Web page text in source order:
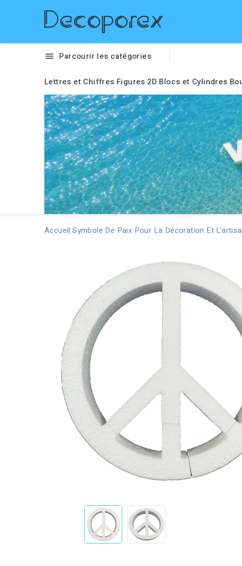
 Parcourir les catégories
Lettres et Chiffres Figures 2D Blocs et Cylindres
Accueil Symbole De Paix Pour La Décoration Et